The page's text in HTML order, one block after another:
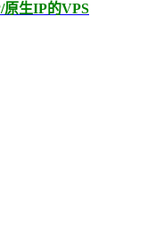
原生IP的VPS